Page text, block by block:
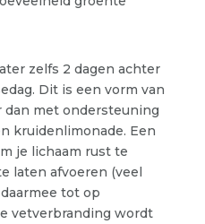
zelfs 2 dagen achter
Dit is een vorm van
met ondersteuning
kruidenlimonade. Een
je lichaam rust te
laten afvoeren (veel
tot op
vetverbranding wordt